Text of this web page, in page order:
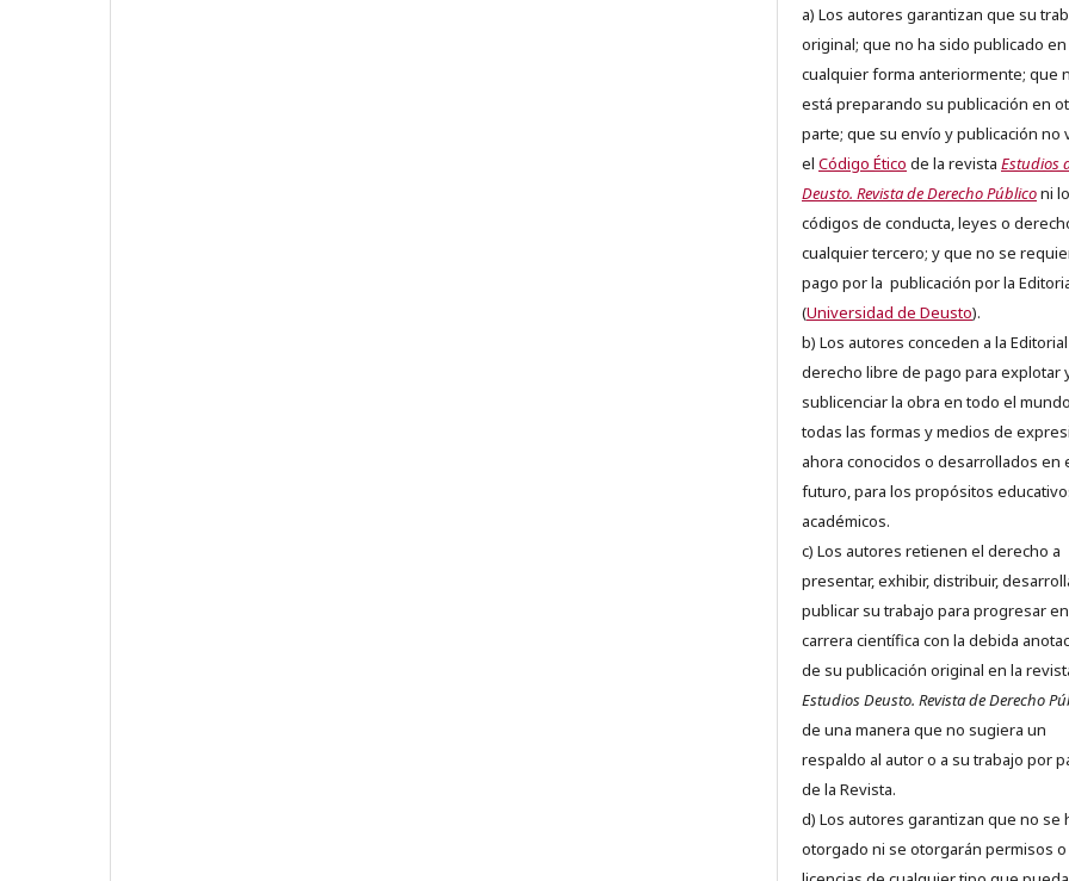
a) Los autores garantizan que su
original; que no ha sido publicado en
cualquier forma anteriormente; que
está preparando su publicación en
parte; que su envío y publicación no
el Código Ético de la revista Estudios
Deusto. Revista de Derecho Públiconi
códigos de conducta, leyes o
cualquier tercero; y que no se
pago por la publicación por la
(Universidad de Deusto).
b) Los autores conceden a la
derecho libre de pago para explotar
sublicenciar la obra en todo el
todas las formas y medios de
ahora conocidos o desarrollados en
futuro, para los propósitos
académicos.
c) Los autores retienen el derecho a
presentar, exhibir, distribuir,
publicar su trabajo para progresar
carrera científica con la debida
de su publicación original en la
Estudios Deusto. Revista de Derecho
de una manera que no sugiera un
respaldo al autor o a su trabajo por
de la Revista.
d) Los autores garantizan que no se
otorgado ni se otorgarán permisos o